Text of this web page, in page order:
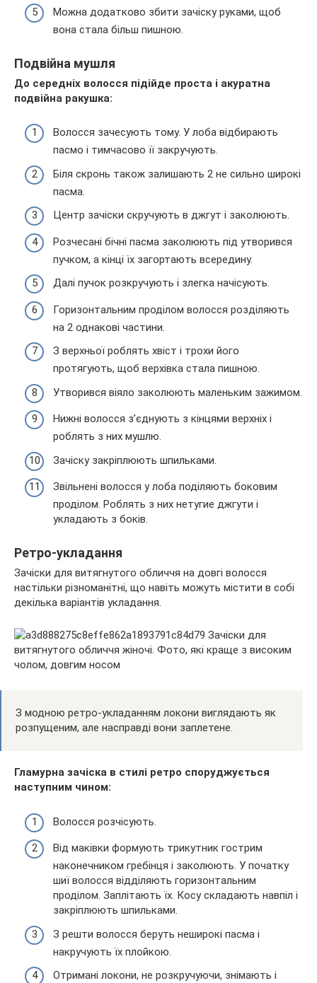
Можна додатково збити зачіску руками, щоб
вона стала більш пишною.
Подвійна мушля
До середніх волосся підійде проста і акуратна
подвійна ракушка:
Волосся зачесують тому. У лоба відбирають
пасмо і тимчасово її закручують.
Біля скронь також залишають 2 не сильно широкі
пасма.
Центр зачіски скручують в джгут і заколюють.
Розчесані бічні пасма заколюють під утворився
пучком, а кінці їх загортають всередину.
Далі пучок розкручують і злегка начісують.
Горизонтальним проділом волосся розділяють
на 2 однакові частини.
З верхньої роблять хвіст і трохи його
протягують, щоб верхівка стала пишною.
Утворився віяло заколюють маленьким зажимом.
Нижні волосся з’єднують з кінцями верхніх і
роблять з них мушлю.
Зачіску закріплюють шпильками.
Звільнені волосся у лоба поділяють боковим
проділом. Роблять з них нетугие джгути і
укладають з боків.
Ретро-укладання
Зачіски для витягнутого обличчя на довгі волосся
настільки різноманітні, що навіть можуть містити в собі
декілька варіантів укладання.
З модною ретро-укладанням локони виглядають як
розпущеним, але насправді вони заплетене.
Гламурна зачіска в стилі ретро споруджується
наступним чином:
Волосся розчісують.
Від маківки формують трикутник гострим
наконечником гребінця і заколюють. У початку
шиї волосся відділяють горизонтальним
проділом. Заплітають їх. Косу складають навпіл і
закріплюють шпильками.
З решти волосся беруть неширокі пасма і
накручують їх плойкою.
Отримані локони, не розкручуючи, знімають і